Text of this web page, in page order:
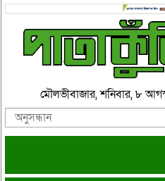
মৌলভীবাজার, শনিবার, ৮